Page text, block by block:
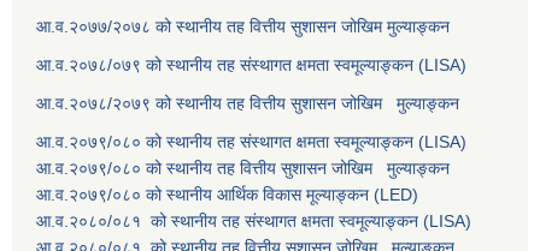
आ.व.२०७७/२०७८ को स्थानीय तह वित्तीय सुशासन जोखिम मुल्याङ्कन
आ.व.२०७८/०७९ को स्थानीय तह संस्थागत क्षमता स्वमूल्याङ्कन (LISA)
आ.व.२०७८/२०७९ को स्थानीय तह वित्तीय सुशासन जोखिम मुल्याङ्कन
आ.व.२०७९/०८० को स्थानीय तह संस्थागत क्षमता स्वमूल्याङ्कन (LISA)
आ.व.२०७९/०८० को स्थानीय तह वित्तीय सुशासन जोखिम मुल्याङ्कन
आ.व.२०७९/०८० को स्थानीय आर्थिक विकास मूल्याङ्कन (LED)
आ.व.२०८०/०८१ को स्थानीय तह संस्थागत क्षमता स्वमूल्याङ्कन (LISA)